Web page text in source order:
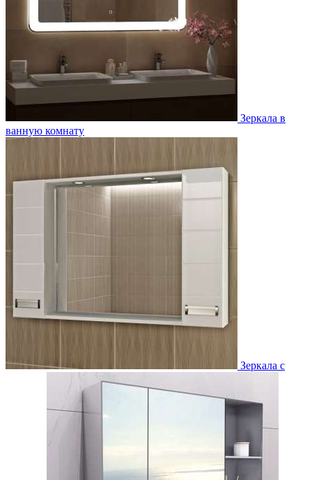
Зеркала в
ванную комнату
Зеркала с